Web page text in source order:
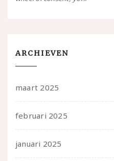
ARCHIEVEN
maart 2025
februari 2025
januari 2025